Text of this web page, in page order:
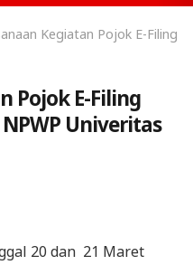
Kegiatan Pojok E-Filing
Pojok E-Filing
Univeritas
20 dan 21 Maret